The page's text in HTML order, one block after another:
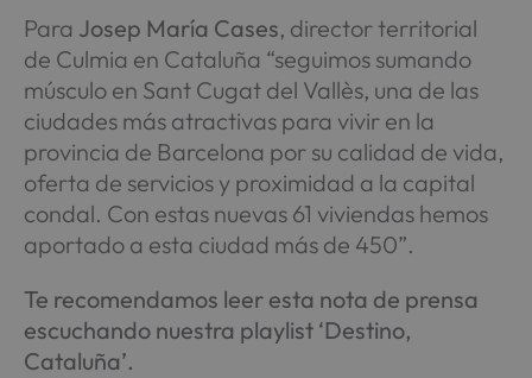
Para Josep María Cases, director territorial
de Culmia en Cataluña “seguimos sumando
músculo en Sant Cugat del Vallès, una de las
ciudades más atractivas para vivir en la
provincia de Barcelona por su calidad de vida,
oferta de servicios y proximidad a la capital
condal. Con estas nuevas 61 viviendas hemos
aportado a esta ciudad más de 450”.
Te recomendamos leer esta nota de prensa
escuchando nuestra playlist ‘Destino,
Cataluña’.